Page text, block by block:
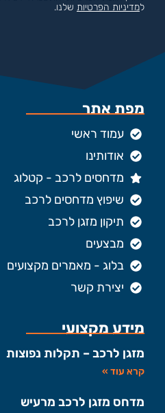
למדיניות הפרטיות שלנו.
מפת אתר
עמוד ראשי
אודותינו
מדחסים לרכב - קטלוג
שיפוץ מדחסים לרכב
תיקון מזגן לרכב
מבצעים
בלוג - מאמרים מקצועים
יצירת קשר
מידע מקצועי
מזגן לרכב – תקלות נפוצות
קרא עוד »
מדחס מזגן לרכב מרעיש